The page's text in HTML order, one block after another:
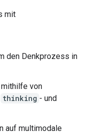
(Grouping
clearly what the
environment
foreground
prompt:**
Gate Bridge**
mit
den Denkprozess in
von
thinking - und
auf multimodale